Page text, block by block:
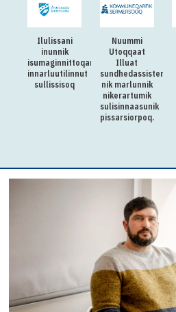
Ilulissani
inunnik
isumaginnittoqarfimmut
innarluutilinnut
sullissisoq
Nuummi
Utoqqaat
Illuat
sundhedassistenti-
nik marlunnik
nikerartumik
sulisinnaasunik
pissarsiorpoq.